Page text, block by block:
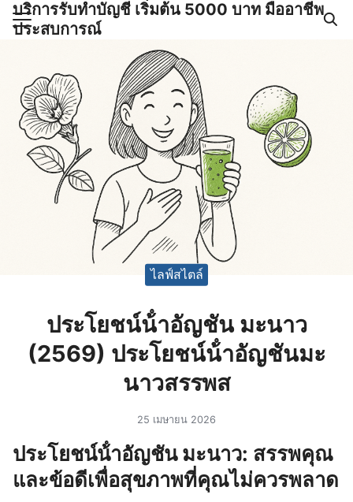
Skipบริการรับทำบัญชี เริ่มต้น 5000 บาท มืออาชีพ
ประสบการณ์
ญชีและภาษีครบวงจร |
ไลฟ์สไตล์
ประโยชน์น้ําอัญชัน มะนาว
(2569) ประโยชน์น้ําอัญชันมะ
นาวสรรพส
25 เมษายน 2026
ประโยชน์น้ําอัญชัน มะนาว: สรรพคุณ
และข้อดีเพื่อสุขภาพที่คุณไม่ควรพลาด